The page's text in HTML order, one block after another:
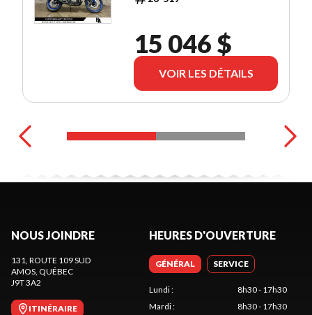
15 046 $
VOIR LES DÉTAILS
NOUS JOINDRE
131, ROUTE 109 SUD
AMOS, QUÉBEC
J9T 3A2
ITINÉRAIRE
HEURES D'OUVERTURE
GÉNÉRAL SERVICE
Lundi:
8h30 - 17h30
Mardi:
8h30 - 17h30